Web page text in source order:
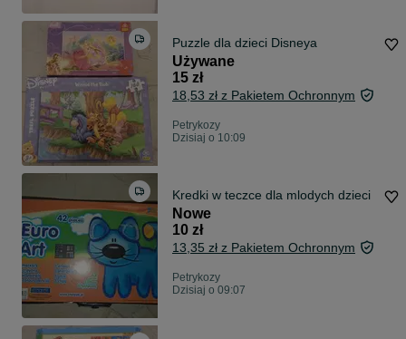
Puzzle dla dzieci Disneya
Używane
15 zł
18,53 zł z Pakietem Ochronnym
Petrykozy
Dzisiaj o 10:09
Kredki w teczce dla mlodych dzieci
Nowe
10 zł
13,35 zł z Pakietem Ochronnym
Petrykozy
Dzisiaj o 09:07